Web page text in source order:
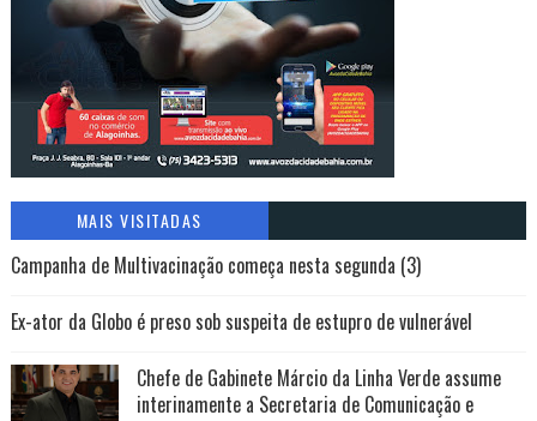
MAIS VISITADAS
Campanha de Multivacinação começa nesta segunda (3)
Ex-ator da Globo é preso sob suspeita de estupro de vulnerável
Chefe de Gabinete Márcio da Linha Verde assume
interinamente a Secretaria de Comunicação e